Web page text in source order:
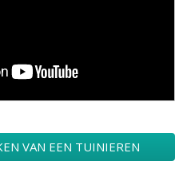
VAN EEN TUINIEREN